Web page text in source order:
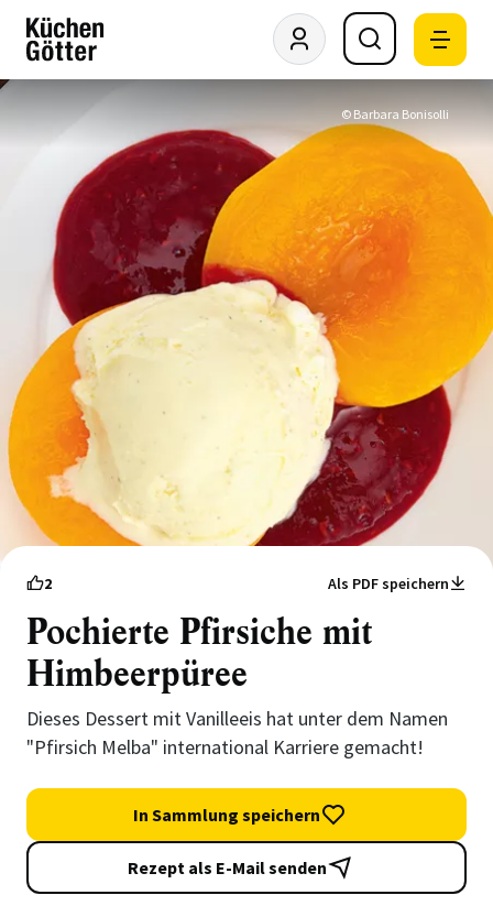
© Barbara Bonisolli
2 Als PDF speichern
Pochierte Pfirsiche mit
Himbeerpüree
Dieses Dessert mit Vanilleeis hat unter dem Namen
"Pfirsich Melba" international Karriere gemacht!
In Sammlung speichern
Rezept als E-Mail senden